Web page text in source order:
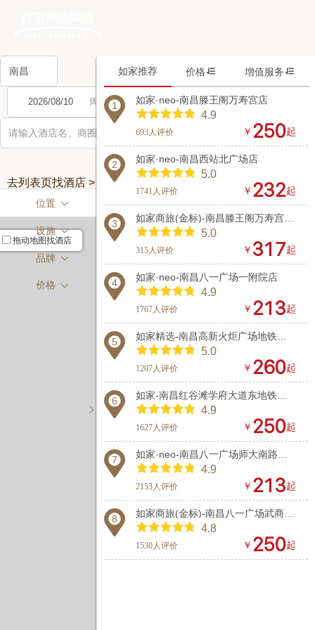
入住 离店
去列表页找酒店 >
位置 
设施 
品牌 
价格 
如家推荐 价格 增值服务
1 如家·neo-南昌滕王阁万寿宫店
4.9
693人评价 ￥ 起
2 如家·neo-南昌西站北广场店
5.0
1741人评价 ￥ 起
3
5.0
315人评价 ￥  起
4 如家·neo-南昌八一广场一附院店
4.9
1767人评价 ￥  起
5
5.0
1207人评价 ￥ 起
6
4.9
1627人评价 ￥ 起
7
4.9
2153人评价 ￥  起
8
4.8
1530人评价 ￥ 起

拖动地图找酒店